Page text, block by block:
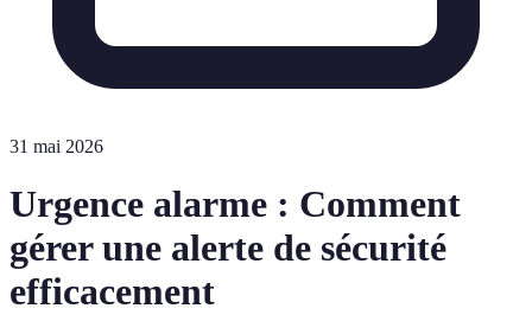
31 mai 2026
Urgence alarme : Comment
gérer une alerte de sécurité
efficacement